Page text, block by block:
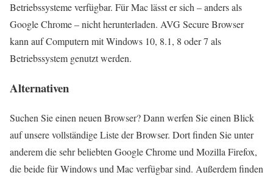
Betriebssysteme verfügbar. Für Mac lässt er sich – anders als
Google Chrome – nicht herunterladen. AVG Secure Browser
kann auf Computern mit Windows 10, 8.1, 8 oder 7 als
Betriebssystem genutzt werden.
Alternativen
Suchen Sie einen neuen Browser? Dann werfen Sie einen Blick
auf unsere vollständige Liste der Browser. Dort finden Sie unter
anderem die sehr beliebten Google Chrome und Mozilla Firefox,
die beide für Windows und Mac verfügbar sind. Außerdem finden